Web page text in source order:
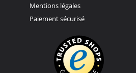
Mentions légales
Paiement sécurisé